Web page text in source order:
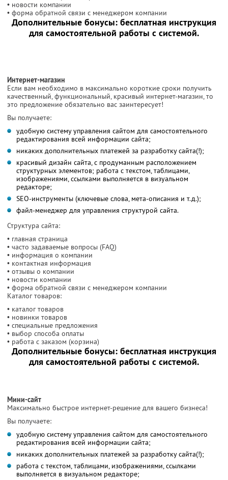
• новости компании
• форма обратной связи с менеджером компании
Дополнительные бонусы: бесплатная инструкция
для самостоятельной работы с системой.
Интернет-магазин
Если вам необходимо в максимально короткие сроки получить
качественный, функциональный, красивый интернет-магазин, то
это предложение обязательно вас заинтересует!
Вы получаете:
удобную систему управления сайтом для самостоятельного
редактирования всей информации сайта;
никаких дополнительных платежей за разработку сайта(!);
красивый дизайн сайта, с продуманным расположением
структурных элементов; работа с текстом, таблицами,
изображениями, ссылками выполняется в визуальном
редакторе;
SEO-инструменты (ключевые слова, мета-описания и т.д.);
файл-менеджер для управления структурой сайта.
Структура сайта:
• главная страница
• часто задаваемые вопросы (FAQ)
• информация о компании
• контактная информация
• отзывы о компании
• новости компании
• форма обратной связи с менеджером компании
Каталог товаров:
• каталог товаров
• новинки товаров
• специальные предложения
• выбор способа оплаты
• работа с заказом (корзина)
Дополнительные бонусы: бесплатная инструкция
для самостоятельной работы с системой.
Мини-сайт
Максимально быстрое интернет-решение для вашего бизнеса!
Вы получаете:
удобную систему управления сайтом для самостоятельного
редактирования всей информации сайта;
никаких дополнительных платежей за разработку сайта(!);
работа с текстом, таблицами, изображениями, ссылками
выполняется в визуальном редакторе;